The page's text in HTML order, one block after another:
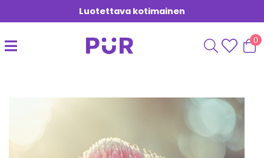
Luotettava kotimainen
0